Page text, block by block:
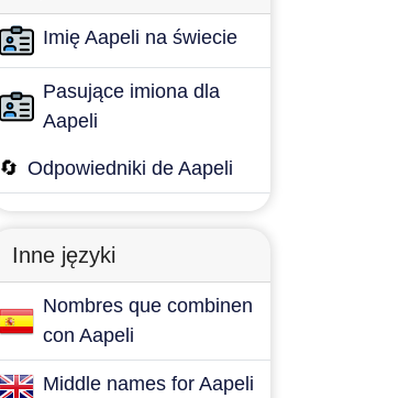
Imię Aapeli na świecie
Pasujące imiona dla
Aapeli
🔄 Odpowiedniki de Aapeli
Inne języki
Nombres que combinen
con Aapeli
Middle names for Aapeli